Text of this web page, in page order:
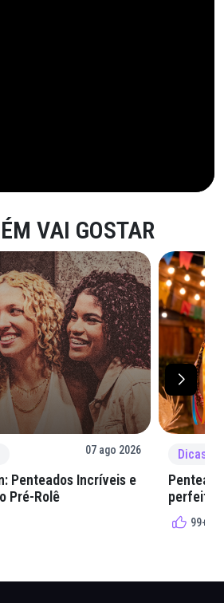
VAI GOSTAR
07 ago 2026
Penteados Incríveis e
Pré-Rolê
perfeita
99+